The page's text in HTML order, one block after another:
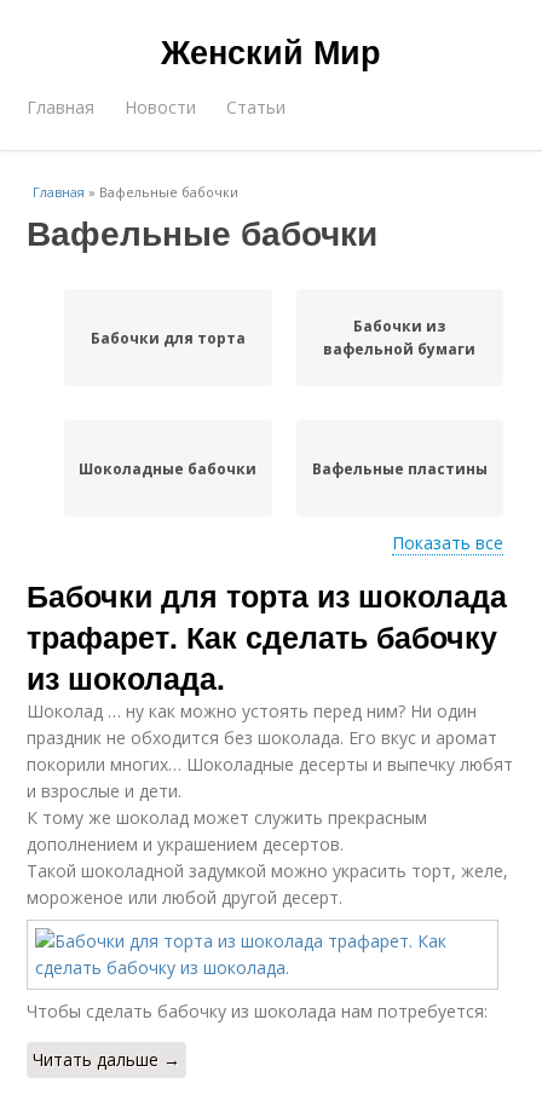
Женский Мир
Главная Новости Статьи
Главная » Вафельные бабочки
Вафельные бабочки
Бабочки для торта
Бабочки из
вафельной бумаги
Шоколадные бабочки Вафельные пластины
Шоколадная бабочка
Показать все
Бабочки для торта из шоколада
трафарет. Как сделать бабочку
из шоколада.
Шоколад … ну как можно устоять перед ним? Ни один
праздник не обходится без шоколада. Его вкус и аромат
покорили многих… Шоколадные десерты и выпечку любят
и взрослые и дети.
К тому же шоколад может служить прекрасным
дополнением и украшением десертов.
Такой шоколадной задумкой можно украсить торт, желе,
мороженое или любой другой десерт.
Чтобы сделать бабочку из шоколада нам потребуется:
Читать дальше →